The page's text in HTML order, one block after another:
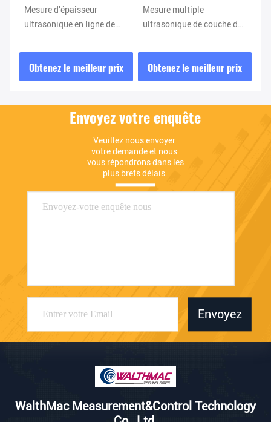
Mesure d'épaisseur
ultrasonique en ligne de
mesure d'épaisseur de
tuyau de HDPE 1600mm
Obtenez le meilleur prix
Mesure multiple
ultrasonique de couche de
d'épaisseur de tuyau de
gaz
Obtenez le meilleur prix
Envoyez votre enquête
Veuillez nous envoyer
votre demande et nous
vous répondrons dans les
plus brefs délais.
Envoyez
WalthMac Measurement&Control Technology